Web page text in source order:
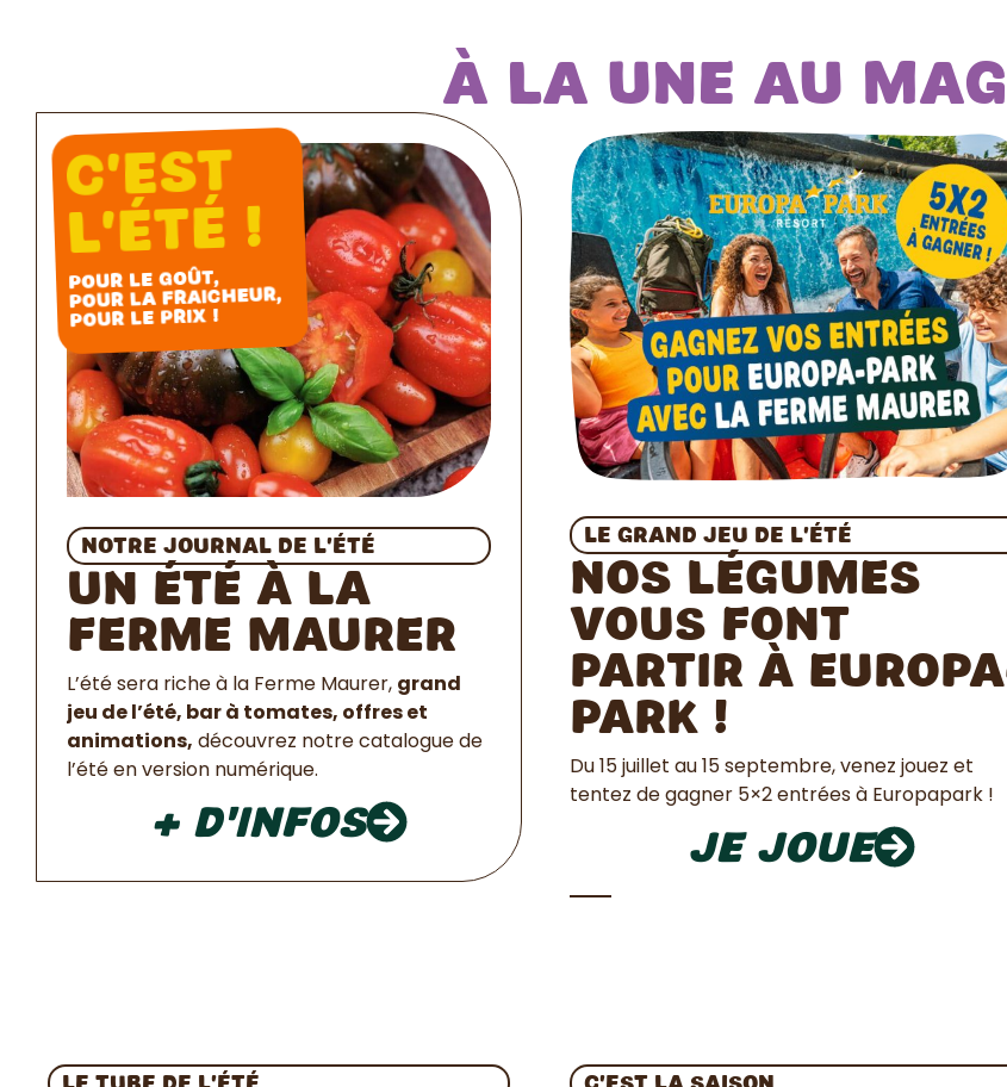
à la une au
C’est
l’été !
Pour le goût,
pour la fraicheur,
pour le prix !
Notre journal de l’été
Un été à la
Ferme Maurer
L’été sera riche à la Ferme Maurer, grand
jeu de l’été, bar à tomates, offres et
animations, découvrez notre catalogue de
l’été en version numérique.
+ d'infos
Le grand jeu de l’été
Nos légumes
vous font
partir à
Park !
Du 15 juillet au 15 septembre, venez jouez et
tentez de gagner 5×2 entrées à Europapark !
Je joue